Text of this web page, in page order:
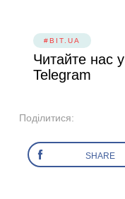
#BIT.UA
Читайте нас у
Telegram
Поділитися:
SHARE